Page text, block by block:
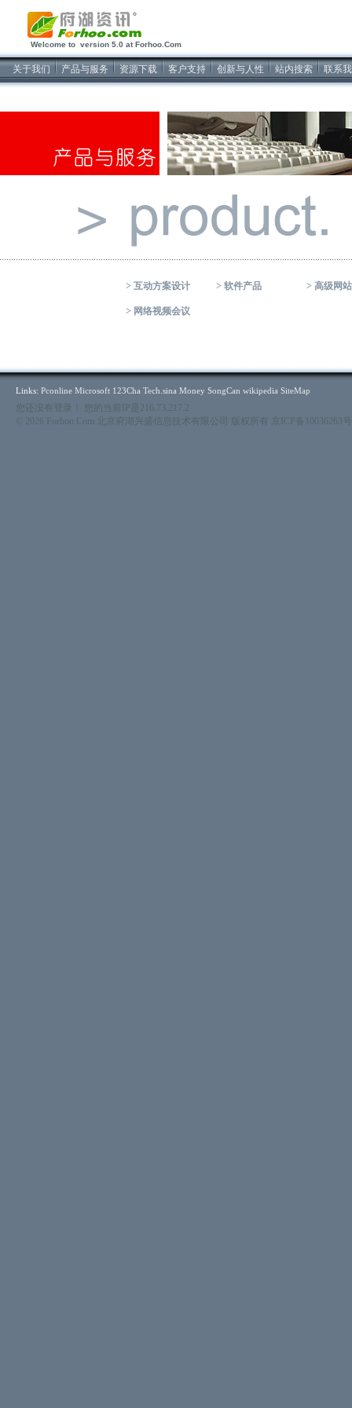
Welcome to version 5.0 at Forhoo.Com
关于我们 产品与服务 资源下载 客户支持 创新与人性 站内搜索 联系
> 互动方案设计 > 软件产品 > 高级网
> 网络视频会议
Links: Pconline Microsoft 123Cha Tech.sina Money SongCan wikipedia SiteMap
您还没有登录！ 您的当前IP是216.73.217.2
© 2026 Forhoo.Com 北京府湖兴盛信息技术有限公司 版权所有
京ICP备10036263